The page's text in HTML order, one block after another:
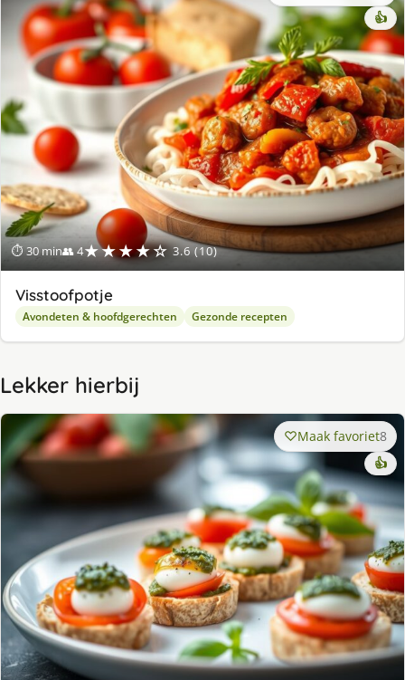
⏱ 30 min👥 4★★★★☆ 3.6 (10)
👍
Visstoofpotje
Avondeten & hoofdgerechten Gezonde recepten
Lekker hierbij
Maak favoriet8
👍